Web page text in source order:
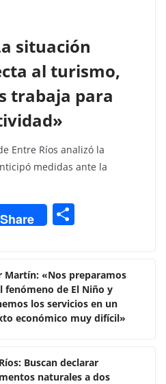
situación
al turismo,
trabaja para
Entre Ríos analizó la
medidas ante la
Share
p
ar
tir
Martín: «Nos preparamos
fenómeno de El Niño y
los servicios en un
económico muy difícil»
Buscan declarar
naturales a dos